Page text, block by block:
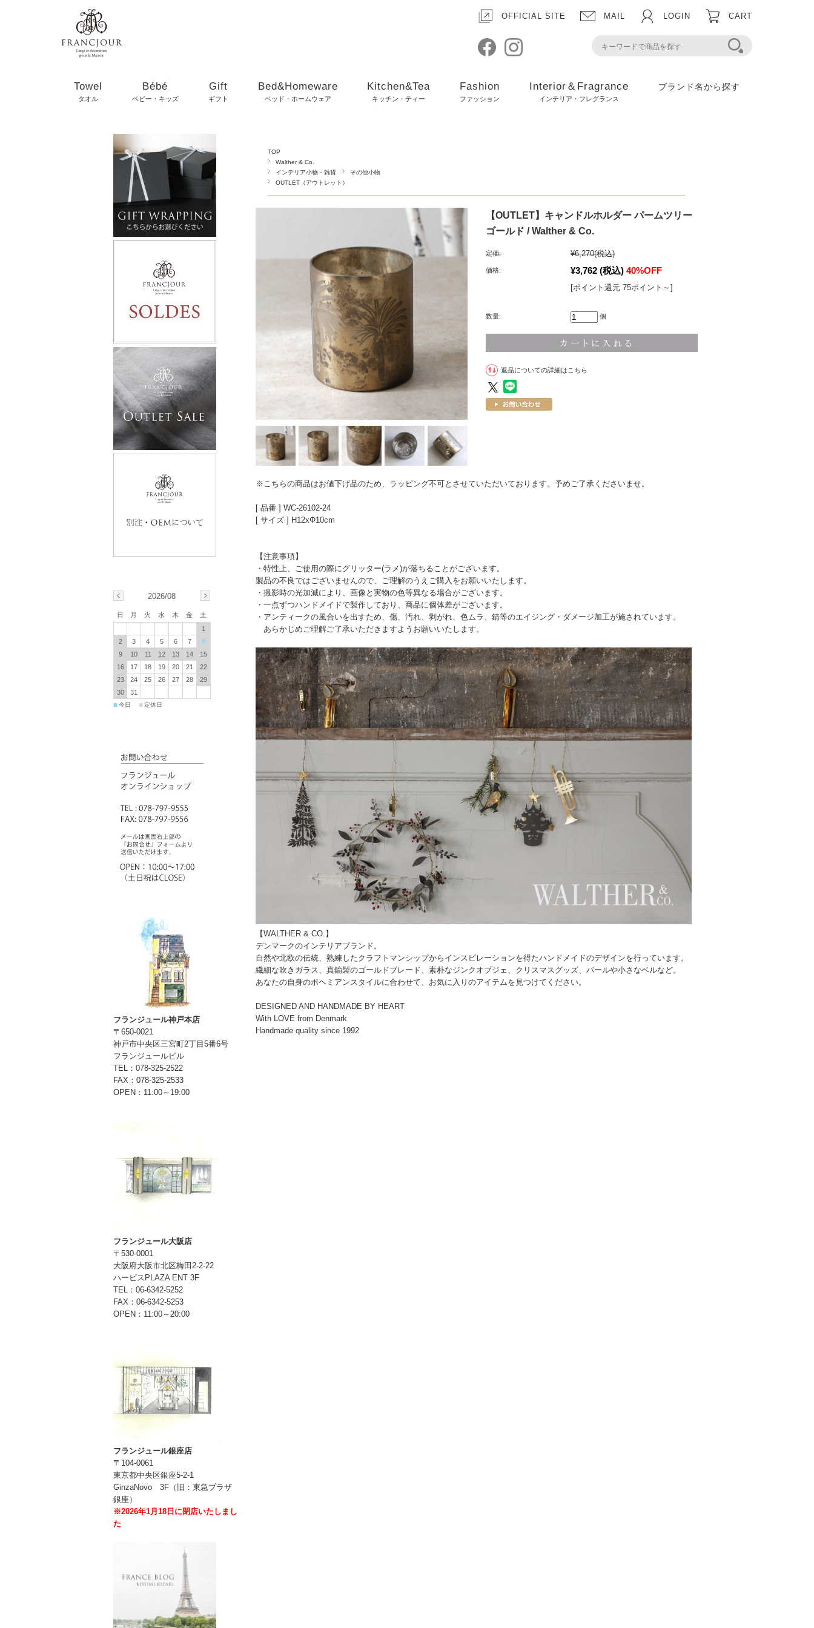
OFFICIAL SITE MAIL LOGIN CART
Towel
タオル
Bébé
ベビー・キッズ
Gift
ギフト
Bed&Homeware
ベッド・ホームウェア
Kitchen&Tea
キッチン・ティー
Fashion
ファッション
Interior＆Fragrance
インテリア・フレグランス
ブランド名から探す
TOP
Walther & Co.
インテリア小物・雑貨
その他小物
OUTLET（アウトレット）
【OUTLET】キャンドルホルダー パームツリー
ゴールド / Walther & Co.
定価: ¥6,270(税込)
価格: ¥3,762 (税込) 40%OFF
[ポイント還元 75ポイント～]
数量: 個
返品についての詳細はこちら
※こちらの商品はお値下げ品のため、ラッピング不可とさせていただいております。予めご了承くださいませ。
[ 品番 ] WC-26102-24
[ サイズ ] H12xΦ10cm
【注意事項】
・特性上、ご使用の際にグリッター(ラメ)が落ちることがございます。
製品の不良ではございませんので、ご理解のうえご購入をお願いいたします。
・撮影時の光加減により、画像と実物の色等異なる場合がございます。
・一点ずつハンドメイドで製作しており、商品に個体差がございます。
・アンティークの風合いを出すため、傷、汚れ、剥がれ、色ムラ、錆等のエイジング・ダメージ加工が施されています。
あらかじめご理解ご了承いただきますようお願いいたします。
【WALTHER & CO.】
デンマークのインテリアブランド。
自然や北欧の伝統、熟練したクラフトマンシップからインスピレーションを得たハンドメイドのデザインを行っています。
繊細な吹きガラス、真鍮製のゴールドブレード、素朴なジンクオブジェ、クリスマスグッズ、パールや小さなベルなど。
あなたの自身のボヘミアンスタイルに合わせて、お気に入りのアイテムを見つけてください。
DESIGNED AND HANDMADE BY HEART
With LOVE from Denmark
Handmade quality since 1992
2026/08
日 月 火 水 木 金
土
1
2
3 4 5 6 7
8
9
10 11 12 13 14
15
16
17 18 19 20 21
22
23
24 25 26 27 28
29
30
31
■今日 ■ 定休日
フランジュール神戸本店
〒650-0021
神戸市中央区三宮町2丁目5番6号
フランジュールビル
TEL：078-325-2522
FAX：078-325-2533
OPEN：11:00～19:00
フランジュール大阪店
〒530-0001
大阪府大阪市北区梅田2-2-22
ハービスPLAZA ENT 3F
TEL：06-6342-5252
FAX：06-6342-5253
OPEN：11:00～20:00
フランジュール銀座店
〒104-0061
東京都中央区銀座5-2-1
GinzaNovo 3F（旧：東急プラザ
銀座）
※2026年1月18日に閉店いたしまし
た